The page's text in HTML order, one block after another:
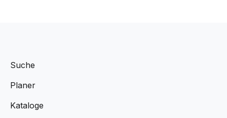
Suche
Planer
Kataloge